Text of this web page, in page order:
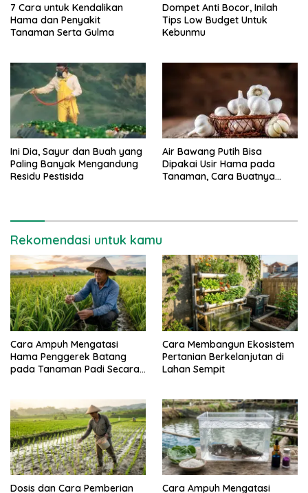
7 Cara untuk Kendalikan
Hama dan Penyakit
Tanaman Serta Gulma
Dompet Anti Bocor, Inilah
Tips Low Budget Untuk
Kebunmu
Ini Dia, Sayur dan Buah yang
Paling Banyak Mengandung
Residu Pestisida
Air Bawang Putih Bisa
Dipakai Usir Hama pada
Tanaman, Cara Buatnya
Rekomendasi untuk kamu
Cara Ampuh Mengatasi
Hama Penggerek Batang
pada Tanaman Padi Secara
Cara Membangun Ekosistem
Pertanian Berkelanjutan di
Lahan Sempit
Dosis dan Cara Pemberian
Cara Ampuh Mengatasi